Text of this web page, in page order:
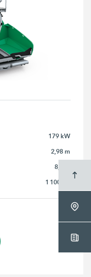
179 kW
2,98 m
8,5 m
1 100 t/h